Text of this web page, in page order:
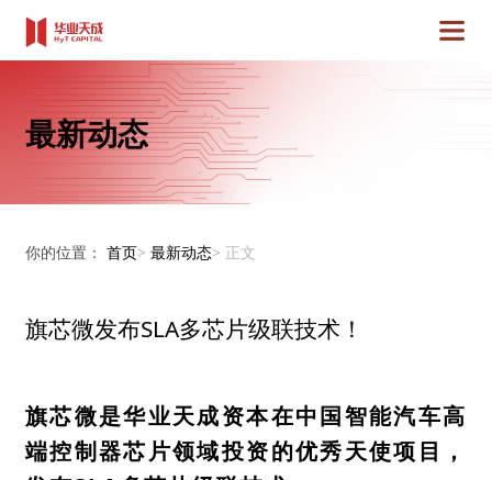
最新动态
你的位置： 首页> 最新动态> 正文
旗芯微发布SLA多芯片级联技术！
旗芯微是华业天成资本在中国智能汽车高
端控制器芯片领域投资的优秀天使项目，